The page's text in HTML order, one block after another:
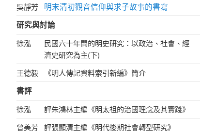
吳靜芳
明末清初觀音信仰與求子故事的書寫
研究與討論
徐泓
民國六十年間的明史研究：以政治、社會、經
濟史研究為主(下)
王德毅
《明人傳記資料索引新編》簡介
書評
徐泓
評朱鴻林主編《明太祖的治國理念及其實踐》
曾美芳 評張顯清主編《明代後期社會轉型研究》